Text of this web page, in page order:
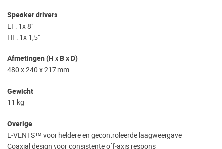
Speaker drivers
LF: 1x 8"
HF: 1x 1,5"
Afmetingen (H x B x D)
480 x 240 x 217 mm
Gewicht
11 kg
Overige
L‑VENTS™ voor heldere en gecontroleerde laagweergave
Coaxial design voor consistente off‑axis respons